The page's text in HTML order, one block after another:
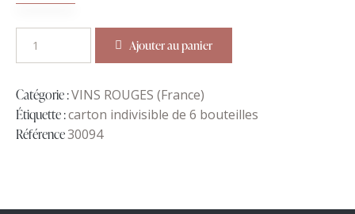
Ajouter au panier
Catégorie :VINS ROUGES (France)
Étiquette :carton indivisible de 6 bouteilles
Référence30094